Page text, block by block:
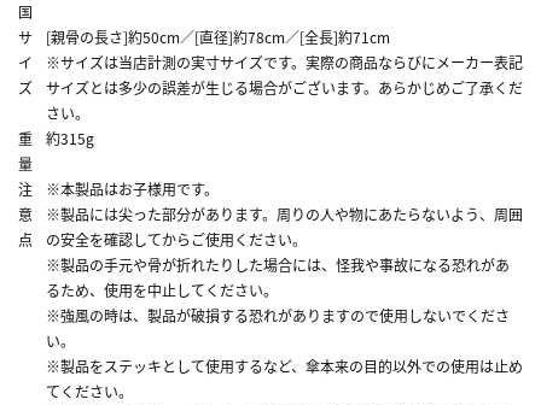
国
サ
イ
ズ
[親骨の長さ]約50cm／[直径]約78cm／[全長]約71cm
※サイズは当店計測の実寸サイズです。実際の商品ならびにメーカー表記
サイズとは多少の誤差が生じる場合がございます。あらかじめご了承くだ
さい。
重
量
約315g
注
意
点
※本製品はお子様用です。
※製品には尖った部分があります。周りの人や物にあたらないよう、周囲
の安全を確認してからご使用ください。
※製品の手元や骨が折れたりした場合には、怪我や事故になる恐れがあ
るため、使用を中止してください。
※強風の時は、製品が破損する恐れがありますので使用しないでくださ
い。
※製品をステッキとして使用するなど、傘本来の目的以外での使用は止め
てください。